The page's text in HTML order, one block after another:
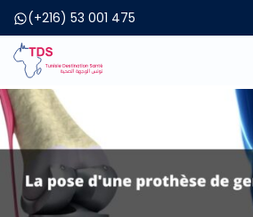
(+216) 53 001 475